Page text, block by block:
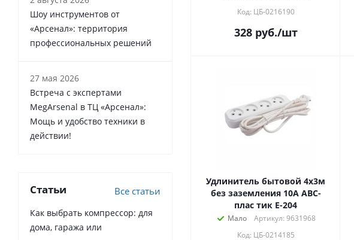
Код: ЦБ-0216190
328руб./шт
Удлинитель бытовой 4х3м
без заземления 10А АВС-
плас тик E-204
Мало
Артикул: 9631968
Код: ЦБ-0214185
Шоу инструментов от
«Арсенал»: территория
профессиональных решений
27 мая 2026
Встреча с экспертами
MegArsenal в ТЦ «Арсенал»:
Мощь и удобство техники в
действии!
Статьи Все статьи
Как выбрать компрессор: для
дома, гаража или